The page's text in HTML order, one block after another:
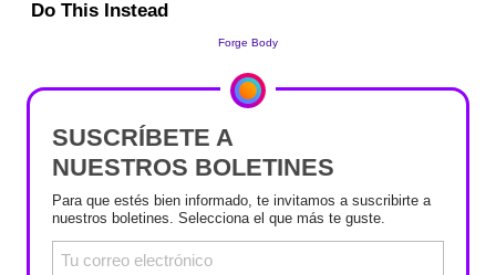
SUSCRÍBETE A
NUESTROS BOLETINES
Para que estés bien informado, te invitamos a suscribirte a
nuestros boletines. Selecciona el que más te guste.